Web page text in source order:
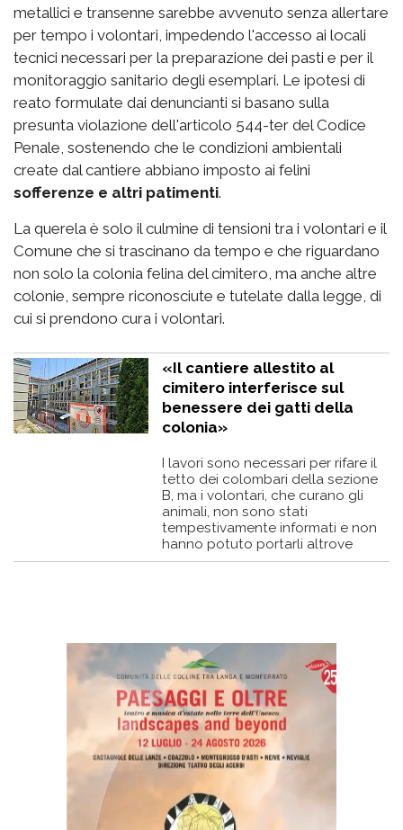
metallici e transenne sarebbe avvenuto senza allertare
per tempo i volontari, impedendo l'accesso ai locali
tecnici necessari per la preparazione dei pasti e per il
monitoraggio sanitario degli esemplari. Le ipotesi di
reato formulate dai denuncianti si basano sulla
presunta violazione dell'articolo 544-ter del Codice
Penale, sostenendo che le condizioni ambientali
create dal cantiere abbiano imposto ai felini
sofferenze e altri patimenti.
La querela è solo il culmine di tensioni tra i volontari e il
Comune che si trascinano da tempo e che riguardano
non solo la colonia felina del cimitero, ma anche altre
colonie, sempre riconosciute e tutelate dalla legge, di
cui si prendono cura i volontari.
«Il cantiere allestito al
cimitero interferisce sul
benessere dei gatti della
colonia»
I lavori sono necessari per rifare il
tetto dei colombari della sezione
B, ma i volontari, che curano gli
animali, non sono stati
tempestivamente informati e non
hanno potuto portarli altrove